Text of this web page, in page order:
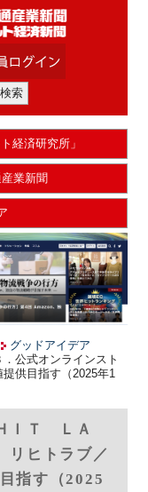
経済研究所」
業新聞
グッドアイデア
公式オンラインスト
供目指す（2025年1
ＩＴ ＬＡ
リヒトラブ／
指す（2025